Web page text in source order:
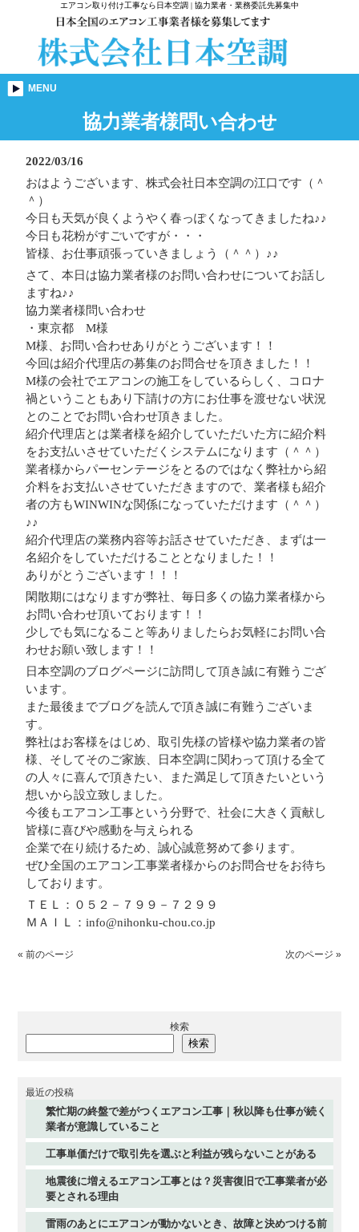
エアコン取り付け工事なら日本空調 | 協力業者・業務委託先募集中
MENU
協力業者様問い合わせ
2022/03/16
おはようございます、株式会社日本空調の江口です（＾
＾）
今日も天気が良くようやく春っぽくなってきましたね♪♪
今日も花粉がすごいですが・・・
皆様、お仕事頑張っていきましょう（＾＾）♪♪
さて、本日は協力業者様のお問い合わせについてお話し
ますね♪♪
協力業者様問い合わせ
・東京都 M様
M様、お問い合わせありがとうございます！！
今回は紹介代理店の募集のお問合せを頂きました！！
M様の会社でエアコンの施工をしているらしく、コロナ
禍ということもあり下請けの方にお仕事を渡せない状況
とのことでお問い合わせ頂きました。
紹介代理店とは業者様を紹介していただいた方に紹介料
をお支払いさせていただくシステムになります（＾＾）
業者様からパーセンテージをとるのではなく弊社から紹
介料をお支払いさせていただきますので、業者様も紹介
者の方もWINWINな関係になっていただけます（＾＾）
♪♪
紹介代理店の業務内容等お話させていただき、まずは一
名紹介をしていただけることとなりました！！
ありがとうございます！！！
閑散期にはなりますが弊社、毎日多くの協力業者様から
お問い合わせ頂いております！！
少しでも気になること等ありましたらお気軽にお問い合
わせお願い致します！！
日本空調のブログページに訪問して頂き誠に有難うござ
います。
また最後までブログを読んで頂き誠に有難うございま
す。
弊社はお客様をはじめ、取引先様の皆様や協力業者の皆
様、そしてそのご家族、日本空調に関わって頂ける全て
の人々に喜んで頂きたい、また満足して頂きたいという
想いから設立致しました。
今後もエアコン工事という分野で、社会に大きく貢献し
皆様に喜びや感動を与えられる
企業で在り続けるため、誠心誠意努めて参ります。
ぜひ全国のエアコン工事業者様からのお問合せをお待ち
しております。
ＴＥＬ：０５２－７９９－７２９９
ＭＡＩＬ：info@nihonku-chou.co.jp
« 前のページ 次のページ »
検索
検索
最近の投稿
繁忙期の終盤で差がつくエアコン工事｜秋以降も仕事が続く
業者が意識していること
工事単価だけで取引先を選ぶと利益が残らないことがある
地震後に増えるエアコン工事とは？災害復旧で工事業者が必
要とされる理由
雷雨のあとにエアコンが動かないとき、故障と決めつける前